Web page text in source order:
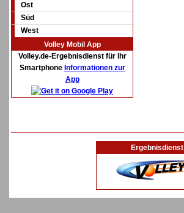
Ost
Süd
West
Volley Mobil App
Volley.de-Ergebnisdienst für Ihr
Smartphone Informationen zur
App
Ergebnisdienst